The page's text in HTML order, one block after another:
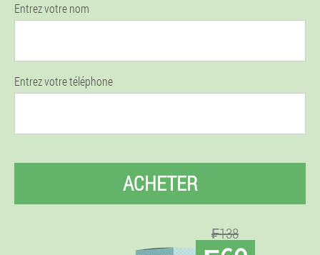
Entrez votre nom
Entrez votre téléphone
ACHETER
₣138